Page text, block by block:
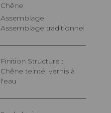
Chêne
Assemblage :
Assemblage traditionnel
Finition Structure :
Chêne teinté, vernis à
l'eau